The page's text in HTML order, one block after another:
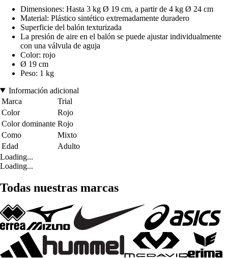
Dimensiones: Hasta 3 kg Ø 19 cm, a partir de 4 kg Ø 24 cm
Material: Plástico sintético extremadamente duradero
Superficie del balón texturizada
La presión de aire en el balón se puede ajustar individualmente
con una válvula de aguja
Color: rojo
Ø 19 cm
Peso: 1 kg
Información adicional
Marca
Trial
Color
Rojo
Color dominante Rojo
Como
Mixto
Edad
Adulto
Loading...
Loading...
Todas nuestras marcas